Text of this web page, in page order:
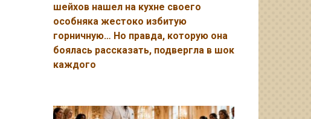
шейхов нашел на кухне своего
особняка жестоко избитую
горничную… Но правда, которую она
боялась рассказать, подвергла в шок
каждого